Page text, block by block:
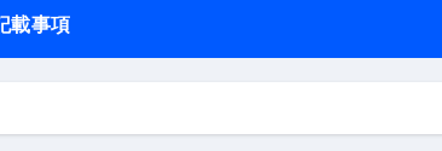
？ #エクササイズ
を解説します【健康】
載事項